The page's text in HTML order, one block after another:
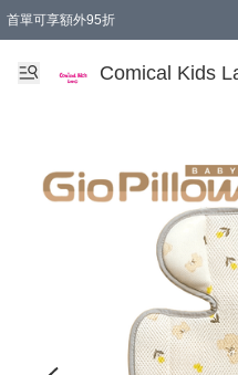
首單可享額外95折
Comical Kids